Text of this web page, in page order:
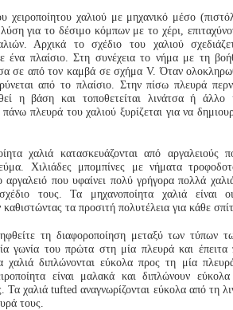
χειροποίητου χαλιού με μηχανικό μέσο
για το δέσιμο κόμπων με το χέρι,
Αρχικά το σχέδιο του χαλιού
ένα πλαίσιο. Στη συνέχεια το νήμα με τη
σε από τον καμβά σε σχήμα V. Όταν
από το πλαίσιο. Στην πίσω πλευρά
η βάση και τοποθετείται λινάτσα ή
πλευρά του χαλιού ξυρίζεται για να
χαλιά κατασκευάζονται από αργαλειούς
Χιλιάδες μπομπίνες με νήματα
αργαλειό που υφαίνει πολύ γρήγορα πολλά
τους. Τα μηχανοποίητα χαλιά είναι
καθιστώντας τα προσιτή πολυτέλεια για κάθε
τη διαφοροποίηση μεταξύ των τύπων
γωνία του πρώτα στη μία πλευρά και
χαλιά διπλώνονται εύκολα προς τη μία
είναι μαλακά και διπλώνουν
Τα χαλιά tufted αναγνωρίζονται εύκολα από τη
τους.